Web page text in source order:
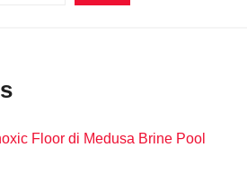
Floor di Medusa Brine Pool